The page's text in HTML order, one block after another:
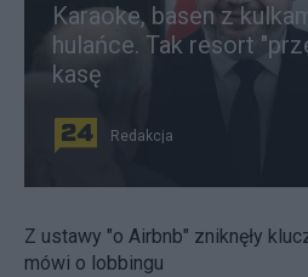
Karaoke, basen z
hulańce. Tak resort
kasę
Redakcja
Z ustawy "o Airbnb" zniknęły
mówi o lobbingu